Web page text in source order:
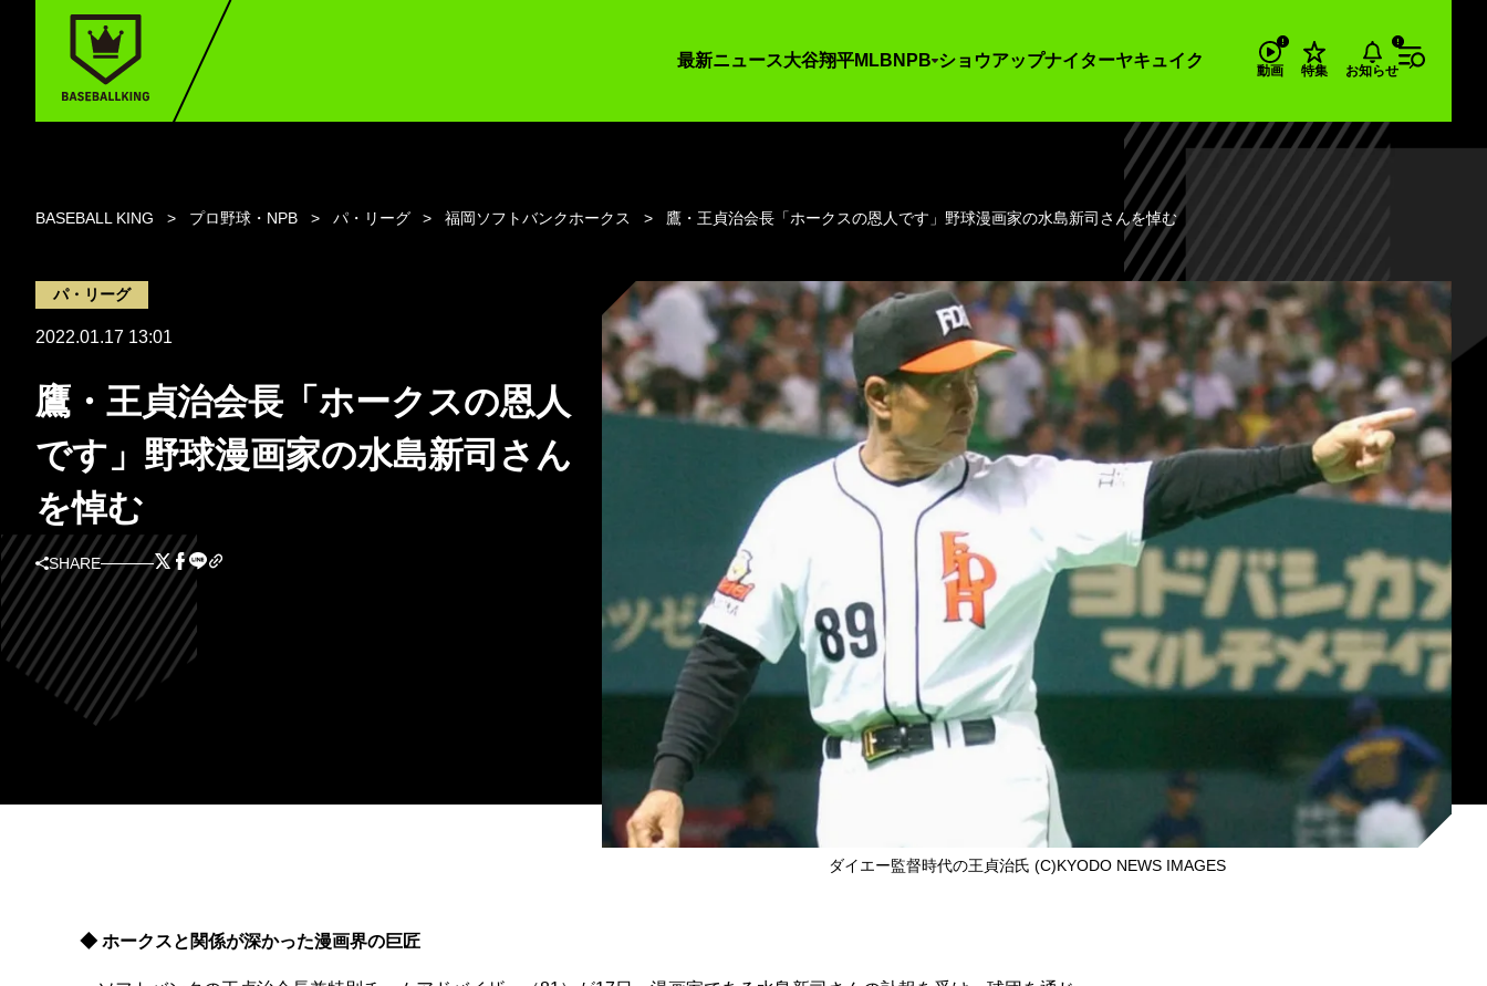
最新ニュース大谷翔平MLB NPB ショウアップナイターヤキュイク
動画 特集 お知らせ
BASEBALL KING プロ野球・NPB パ・リーグ 福岡ソフトバンクホークス 鷹・王貞治会長「ホークスの恩人です」野球漫画家の水島新司さんを悼む
パ・リーグ
2022.01.17 13:01
鷹・王貞治会長「ホークスの恩人
です」野球漫画家の水島新司さん
を悼む
SHARE
ダイエー監督時代の王貞治氏 (C)KYODO NEWS IMAGES
◆ ホークスと関係が深かった漫画界の巨匠